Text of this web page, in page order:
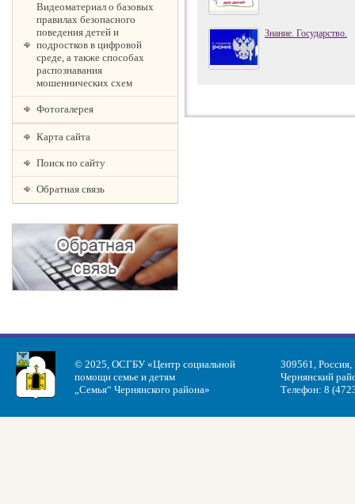
Видеоматериал о базовых
правилах безопасного
поведения детей и
подростков в цифровой
среде, а также способах
распознавания
мошеннических схем
Фотогалерея
Карта сайта
Поиск по сайту
Обратная связь
Знание. Государство.
© 2025, ОСГБУ «Центр социальной
помощи семье и детям
„Семья“ Чернянского района»
309561, Россия,
Чернянский
Телефон: 8